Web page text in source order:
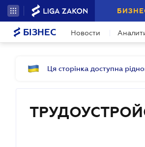
БІЗНЕС Новости
Ця сторінка доступна